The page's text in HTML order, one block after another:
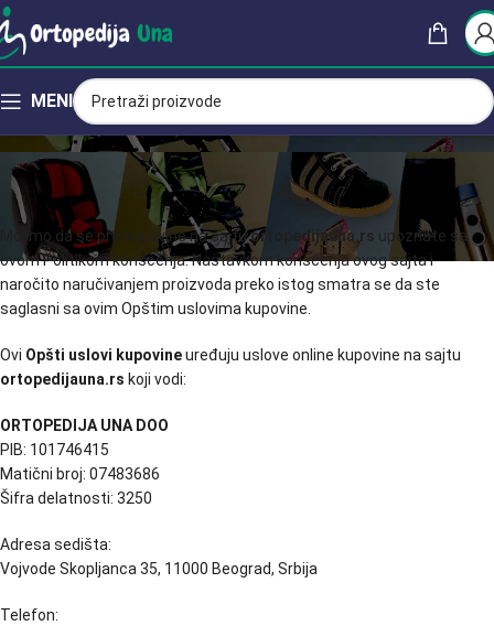
MENI
Opšti Uslovi Kupovine
Home
Opšti Uslovi Kupovine
Molimo da se pre kupovine na sajtuortopedijauna.rs upoznate sa
ovom Politikom korišćenja. Nastavkom korišćenja ovog sajta i
naročito naručivanjem proizvoda preko istog smatra se da ste
saglasni sa ovim Opštim uslovima kupovine.
Ovi Opšti uslovi kupovineuređuju uslove online kupovine na sajtu
ortopedijauna.rs koji vodi:
ORTOPEDIJA UNA DOO
PIB: 101746415
Matični broj: 07483686
Šifra delatnosti: 3250
Adresa sedišta:
Vojvode Skopljanca 35, 11000 Beograd, Srbija
Telefon: